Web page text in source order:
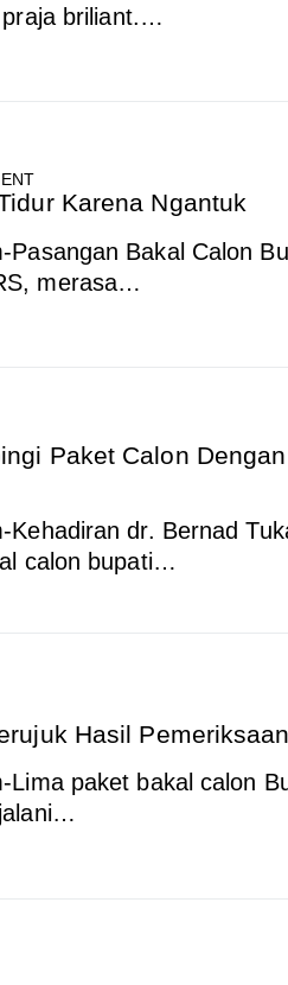
briliant.…
Karena Ngantuk
Pasangan Bakal Calon
merasa…
Paket Calon
Kehadiran dr. Bernad
calon bupati…
Hasil
Lima paket bakal calon